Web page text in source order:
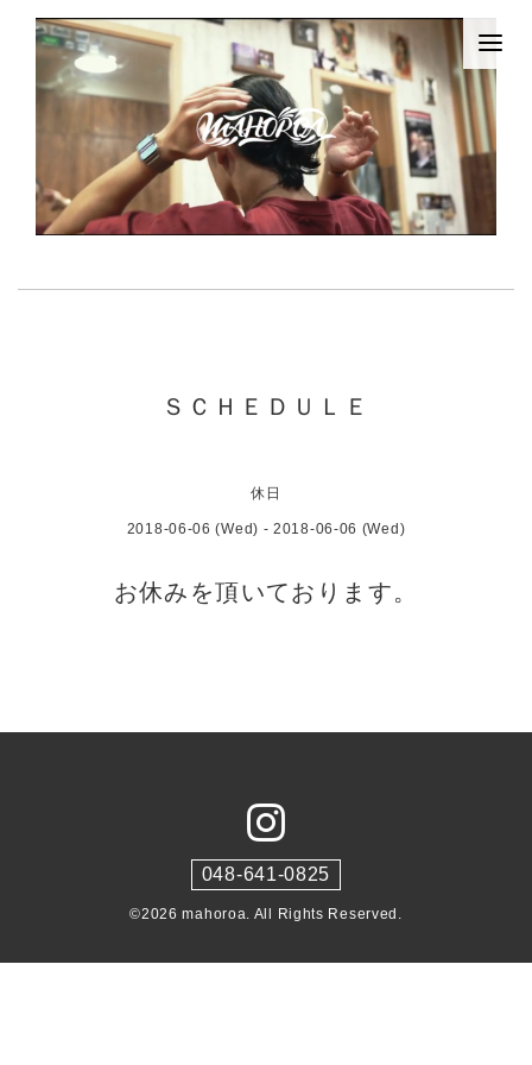
ＳＣＨＥＤＵＬＥ
休日
2018-06-06 (Wed) - 2018-06-06 (Wed)
お休みを頂いております。
048-641-0825
©2026mahoroa. All Rights Reserved.